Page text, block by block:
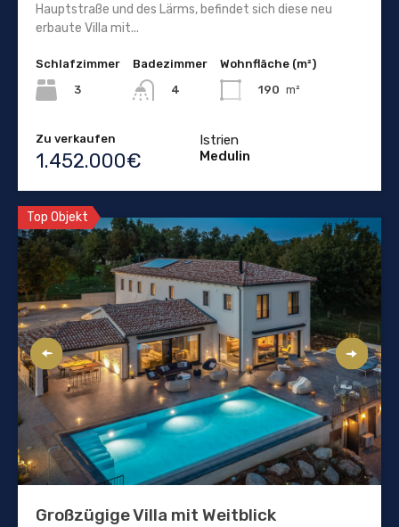
Hauptstraße und des Lärms, befindet sich diese neu
erbaute Villa mit...
Schlafzimmer
3
Badezimmer
4
Wohnfläche (m²)
190 m²
Zu verkaufen
1.452.000€
Istrien
Medulin
Top Objekt
Großzügige Villa mit Weitblick